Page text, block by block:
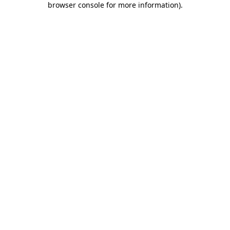
browser console for more information).